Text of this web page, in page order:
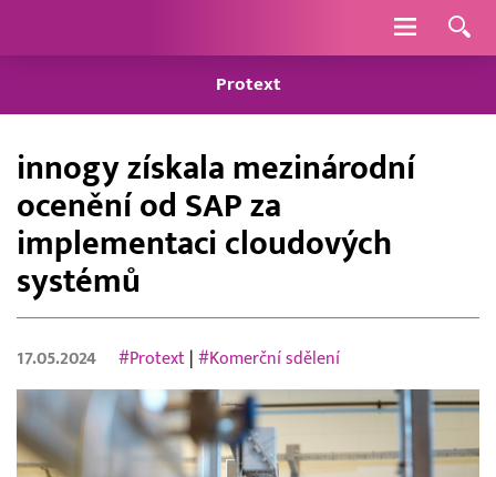
Navigace
Protext
innogy získala mezinárodní
ocenění od SAP za
implementaci cloudových
systémů
17.05.2024 #Protext |#Komerční sdělení